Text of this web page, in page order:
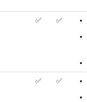
✅ ✅
✅ ✅